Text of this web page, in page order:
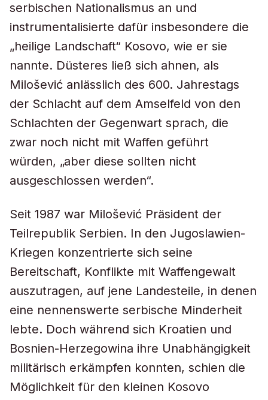
serbischen Nationalismus an und
instrumentalisierte dafür insbesondere die
„heilige Landschaft“ Kosovo, wie er sie
nannte. Düsteres ließ sich ahnen, als
Milošević anlässlich des 600. Jahrestags
der Schlacht auf dem Amselfeld von den
Schlachten der Gegenwart sprach, die
zwar noch nicht mit Waffen geführt
würden, „aber diese sollten nicht
ausgeschlossen werden“.
Seit 1987 war Milošević Präsident der
Teilrepublik Serbien. In den Jugoslawien-
Kriegen konzentrierte sich seine
Bereitschaft, Konflikte mit Waffengewalt
auszutragen, auf jene Landesteile, in denen
eine nennenswerte serbische Minderheit
lebte. Doch während sich Kroatien und
Bosnien-Herzegowina ihre Unabhängigkeit
militärisch erkämpfen konnten, schien die
Möglichkeit für den kleinen Kosovo